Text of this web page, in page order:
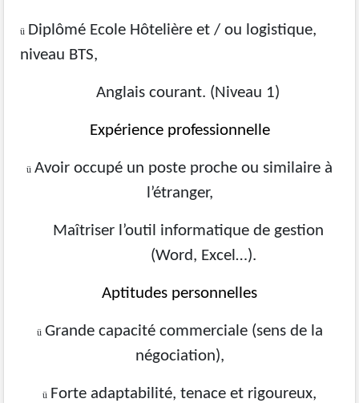
ü Diplômé Ecole Hôtelière et / ou logistique,
niveau BTS,
Anglais courant. (Niveau 1)
Expérience professionnelle
ü Avoir occupé un poste proche ou similaire à
l’étranger,
Maîtriser l’outil informatique de gestion
(Word, Excel…).
Aptitudes personnelles
ü Grande capacité commerciale (sens de la
négociation),
ü Forte adaptabilité, tenace et rigoureux,